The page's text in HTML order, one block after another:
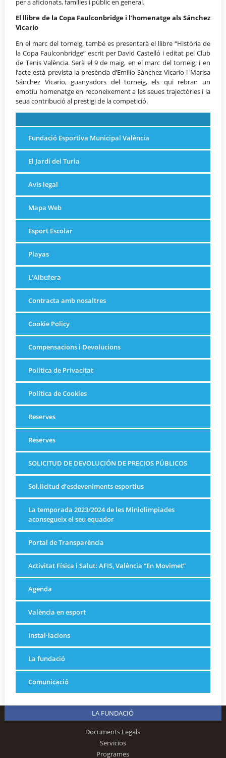
per a aficionats, famílies i públic en general.
El llibre de la Copa Faulconbridge i l’homenatge als Sánchez
Vicario
En el marc del torneig, també es presentarà el llibre “Història de
la Copa Faulconbridge” escrit per David Castelló i editat pel Club
de Tenis València. Serà el 9 de maig, en el marc del torneig; i en
l’acte està prevista la presència d’Emilio Sánchez Vicario i Marisa
Sánchez Vicario, guanyadors del torneig, els qui rebran un
emotiu homenatge en reconeixement a les seues trajectòries i la
seua contribució al prestigi de la competició.
Fundació Esportiva Municipal València
El Jardí del Turia
Avís legal
Mapa Web
Esport Escolar
Playas
L’Albufera
Contracta amb nosaltres
Cookie Policy
Compensacions i Devolucions
Política de Privacitat
Política de Cookies
Reserves
Reserves
SOLICITUD DE DEVOLUCIÓN DE PRECIOS PÚBLICOS
Sol.licitud d’esdeveniments esportius
La temporada 2023/2024 de les Miniolimpiades
aconsegueix el seu equador
Portal de Transparència
Activitat Física i Salut: AFIS, València “En Movimet”
Agenda
València en esport
Instal·lacions
La fundació
Comunicació
LA FUNDACIÓ
Documents Legals
Servicios
Programes